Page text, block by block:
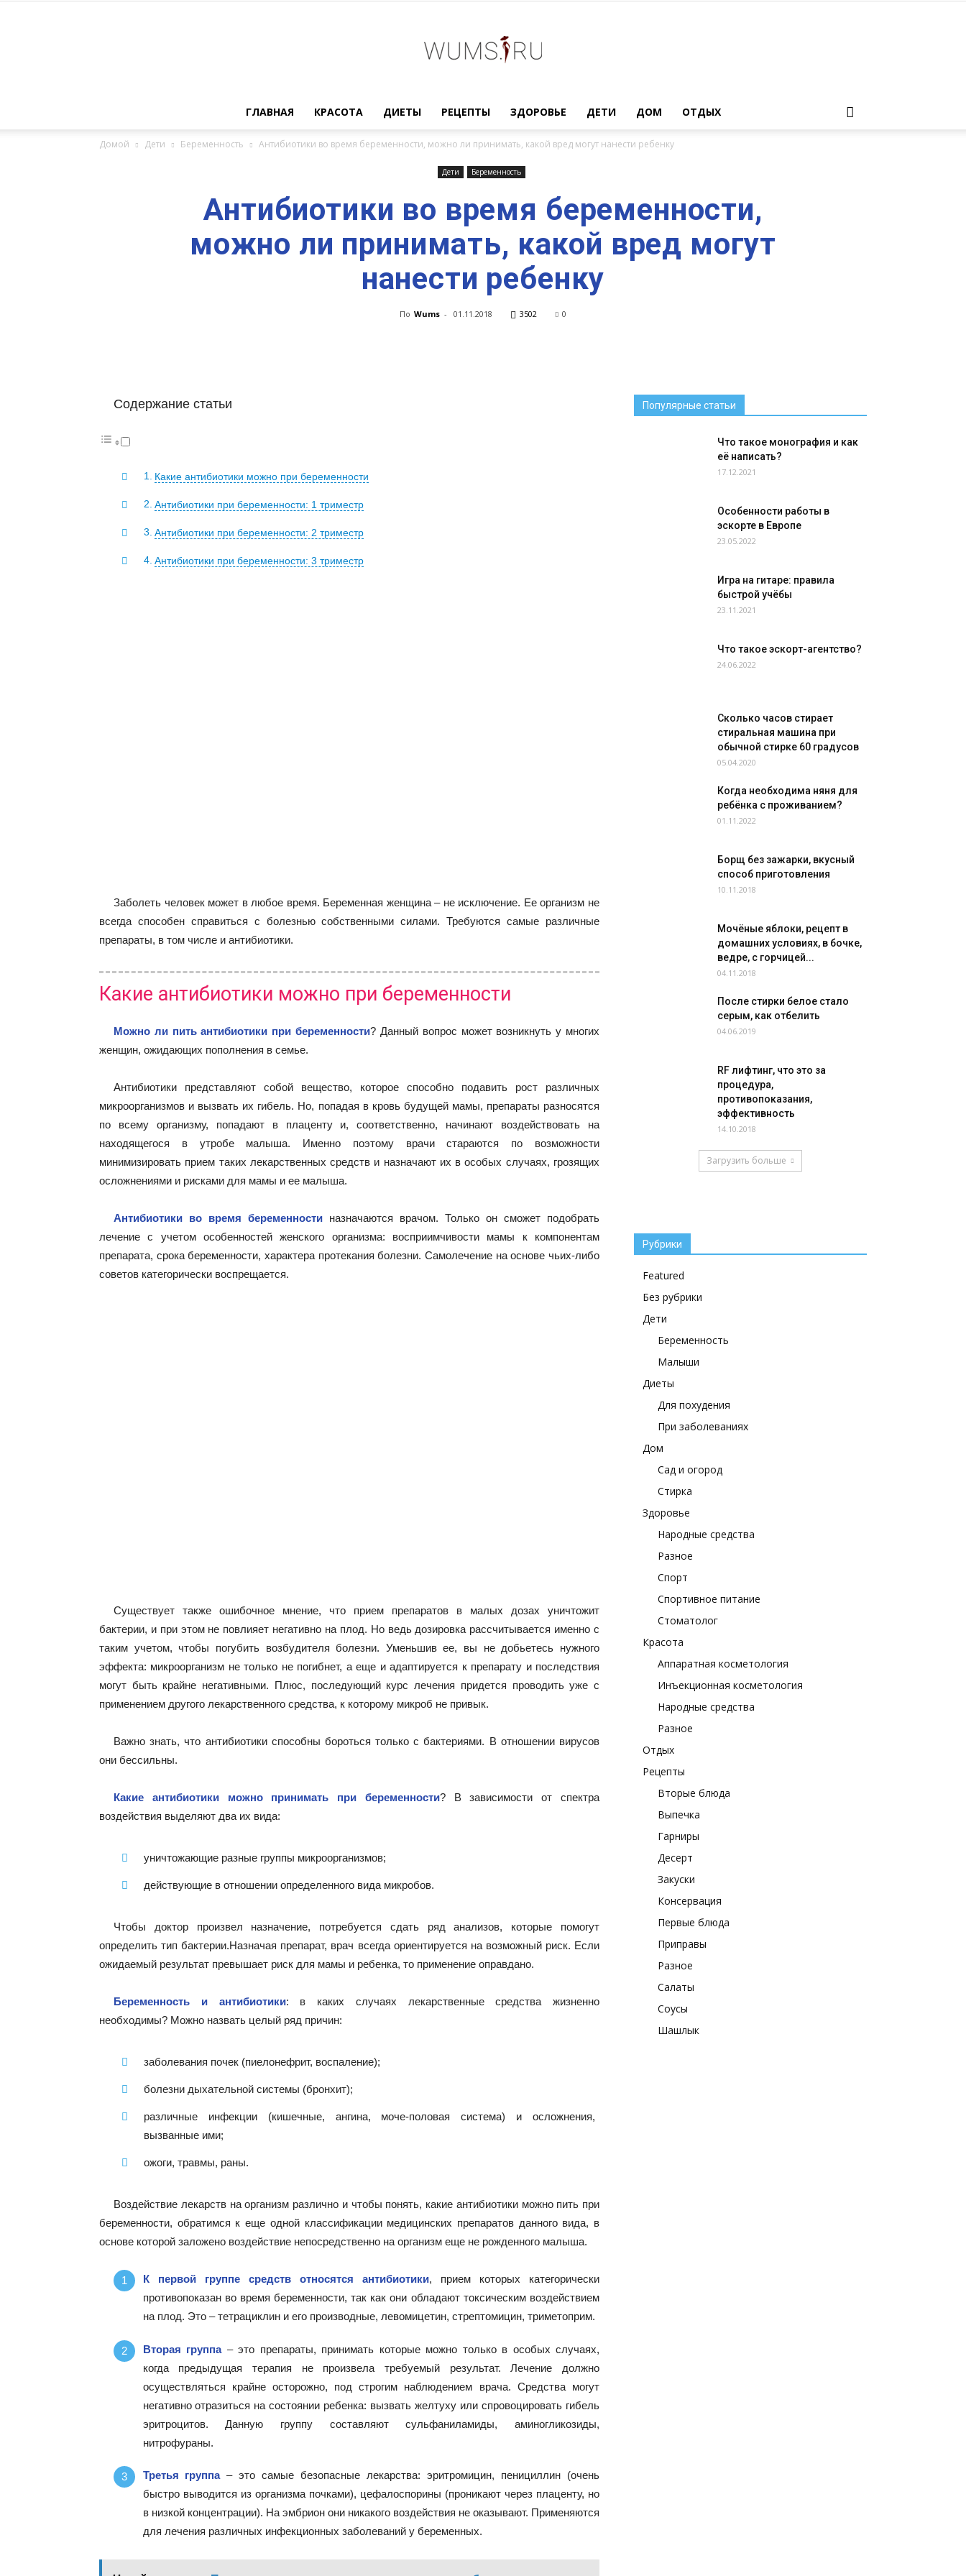
Женский
журнал
WUMENS.SU
ГЛАВНАЯ КРАСОТА ДИЕТЫ РЕЦЕПТЫ ЗДОРОВЬЕ ДЕТИ ДОМ ОТДЫХ
Домой Дети Беременность Антибиотики во время беременности, можно ли принимать, какой вред могут нанести ребенку
Дети Беременность
Антибиотики во время беременности,
можно ли принимать, какой вред могут
нанести ребенку
По Wums - 01.11.2018 3502 0
Содержание статьи
Какие антибиотики можно при беременности
Антибиотики при беременности: 1 триместр
Антибиотики при беременности: 2 триместр
Антибиотики при беременности: 3 триместр
Заболеть человек может в любое время. Беременная женщина – не исключение. Ее организм не
всегда способен справиться с болезнью собственными силами. Требуются самые различные
препараты, в том числе и антибиотики.
Какие антибиотики можно при беременности
Можно ли пить антибиотики при беременности? Данный вопрос может возникнуть у многих
женщин, ожидающих пополнения в семье.
Антибиотики представляют собой вещество, которое способно подавить рост различных
микроорганизмов и вызвать их гибель. Но, попадая в кровь будущей мамы, препараты разносятся
по всему организму, попадают в плаценту и, соответственно, начинают воздействовать на
находящегося в утробе малыша. Именно поэтому врачи стараются по возможности
минимизировать прием таких лекарственных средств и назначают их в особых случаях, грозящих
осложнениями и рисками для мамы и ее малыша.
Антибиотики во время беременности назначаются врачом. Только он сможет подобрать
лечение с учетом особенностей женского организма: восприимчивости мамы к компонентам
препарата, срока беременности, характера протекания болезни. Самолечение на основе чьих-либо
советов категорически воспрещается.
Существует также ошибочное мнение, что прием препаратов в малых дозах уничтожит
бактерии, и при этом не повлияет негативно на плод. Но ведь дозировка рассчитывается именно с
таким учетом, чтобы погубить возбудителя болезни. Уменьшив ее, вы не добьетесь нужного
эффекта: микроорганизм не только не погибнет, а еще и адаптируется к препарату и последствия
могут быть крайне негативными. Плюс, последующий курс лечения придется проводить уже с
применением другого лекарственного средства, к которому микроб не привык.
Важно знать, что антибиотики способны бороться только с бактериями. В отношении вирусов
они бессильны.
Какие антибиотики можно принимать при беременности? В зависимости от спектра
воздействия выделяют два их вида:
уничтожающие разные группы микроорганизмов;
действующие в отношении определенного вида микробов.
Чтобы доктор произвел назначение, потребуется сдать ряд анализов, которые помогут
определить тип бактерии.Назначая препарат, врач всегда ориентируется на возможный риск. Если
ожидаемый результат превышает риск для мамы и ребенка, то применение оправдано.
Беременность и антибиотики: в каких случаях лекарственные средства жизненно
необходимы? Можно назвать целый ряд причин:
заболевания почек (пиелонефрит, воспаление);
болезни дыхательной системы (бронхит);
различные инфекции (кишечные, ангина, моче-половая система) и осложнения,
вызванные ими;
ожоги, травмы, раны.
Воздействие лекарств на организм различно и чтобы понять, какие антибиотики можно пить при
беременности, обратимся к еще одной классификации медицинских препаратов данного вида, в
основе которой заложено воздействие непосредственно на организм еще не рожденного малыша.
К первой группе средств относятся антибиотики, прием которых категорически
противопоказан во время беременности, так как они обладают токсическим воздействием
на плод. Это – тетрациклин и его производные, левомицетин, стрептомицин, триметоприм.
Вторая группа– это препараты, принимать которые можно только в особых случаях,
когда предыдущая терапия не произвела требуемый результат. Лечение должно
осуществляться крайне осторожно, под строгим наблюдением врача. Средства могут
негативно отразиться на состоянии ребенка: вызвать желтуху или спровоцировать гибель
эритроцитов. Данную группу составляют сульфаниламиды, аминогликозиды,
нитрофураны.
Третья группа– это самые безопасные лекарства: эритромицин, пенициллин (очень
быстро выводится из организма почками), цефалоспорины (проникают через плаценту, но
в низкой концентрации). На эмбрион они никакого воздействия не оказывают. Применяются
для лечения различных инфекционных заболеваний у беременных.
Популярные статьи
Что такое монография и как
её написать?
17.12.2021
Особенности работы в
эскорте в Европе
23.05.2022
Игра на гитаре: правила
быстрой учёбы
23.11.2021
Что такое эскорт-агентство?
24.06.2022
Сколько часов стирает
стиральная машина при
обычной стирке 60 градусов
05.04.2020
Когда необходима няня для
ребёнка с проживанием?
01.11.2022
Борщ без зажарки, вкусный
способ приготовления
10.11.2018
Мочёные яблоки, рецепт в
домашних условиях, в бочке,
ведре, с горчицей...
04.11.2018
После стирки белое стало
серым, как отбелить
04.06.2019
RF лифтинг, что это за
процедура,
противопоказания,
эффективность
14.10.2018
Загрузить больше
Рубрики
Featured
Без рубрики
Дети
Беременность
Малыши
Диеты
Для похудения
При заболеваниях
Дом
Сад и огород
Стирка
Здоровье
Народные средства
Разное
Спорт
Спортивное питание
Стоматолог
Красота
Аппаратная косметология
Инъекционная косметология
Народные средства
Разное
Отдых
Рецепты
Вторые блюда
Выпечка
Гарниры
Десерт
Закуски
Консервация
Первые блюда
Приправы
Разное
Салаты
Соусы
Шашлык